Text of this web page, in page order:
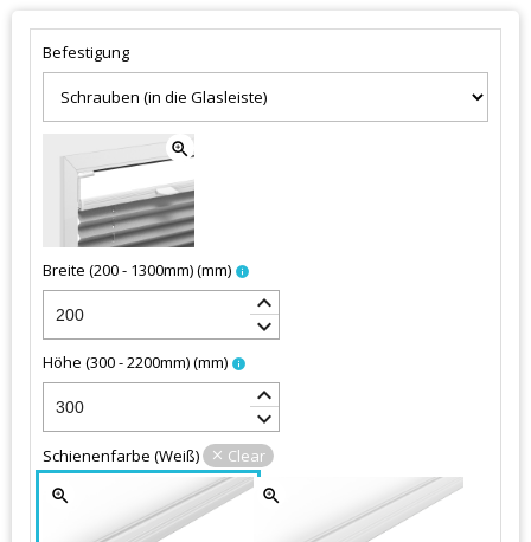
Befestigung
zoom_in
Breite (200 - 1300mm)(mm) info
keyboard_arrow_up
keyboard_arrow_down
Höhe (300 - 2200mm)(mm) info
keyboard_arrow_up
keyboard_arrow_down
Schienenfarbe (Weiß)
Clear
zoom_in
zoom_in